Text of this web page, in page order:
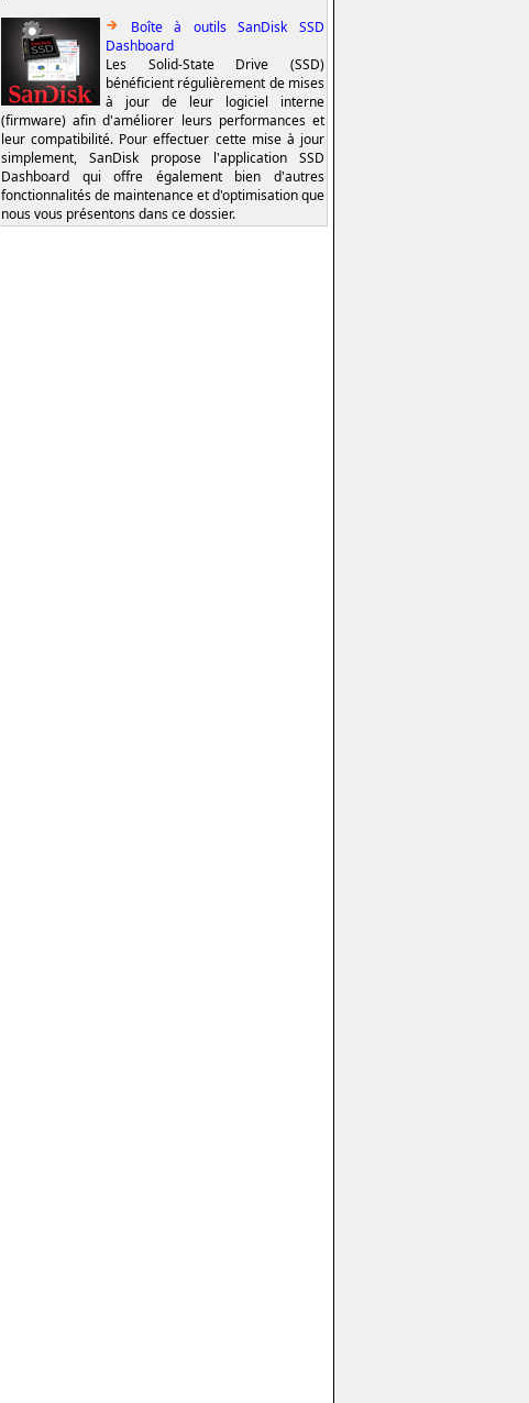
Boîte à outils SanDisk SSD
Dashboard
Les Solid-State Drive (SSD)
bénéficient régulièrement de mises
à jour de leur logiciel interne
(firmware) afin d'améliorer leurs performances et
leur compatibilité. Pour effectuer cette mise à jour
simplement, SanDisk propose l'application SSD
Dashboard qui offre également bien d'autres
fonctionnalités de maintenance et d'optimisation que
nous vous présentons dans ce dossier.